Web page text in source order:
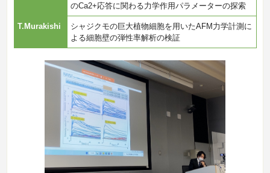
のCa2+応答に関わる力学作用パラメーターの探索
T.Murakishi
シャジクモの巨大植物細胞を用いたAFM力学計測に
よる細胞壁の弾性率解析の検証